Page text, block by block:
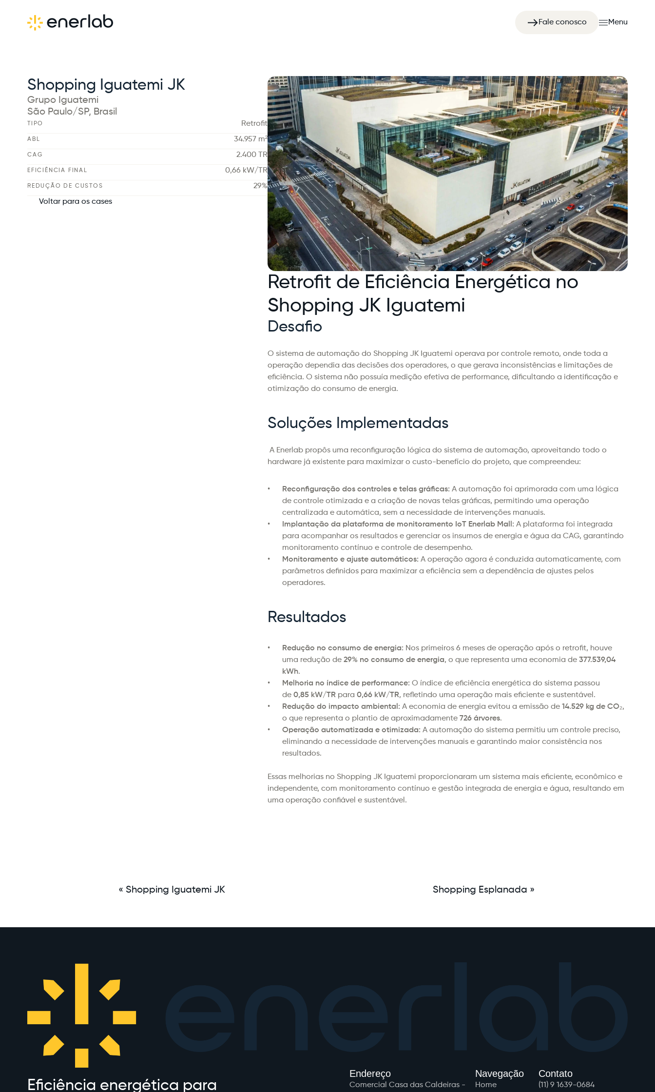
Fale conosco Menu
Shopping Iguatemi JK
Grupo Iguatemi
São Paulo/SP, Brasil
TIPO Retrofit
ABL 34.957 m²
CAG 2.400 TR
EFICIÊNCIA FINAL 0,66 kW/TR
REDUÇÃO DE CUSTOS
29%
Voltar para os cases
Retrofit de Eficiência Energética no
Shopping JK Iguatemi
Desafio
O sistema de automação do Shopping JK Iguatemi operava por controle remoto, onde toda a
operação dependia das decisões dos operadores, o que gerava inconsistências e limitações de
eficiência. O sistema não possuía medição efetiva de performance, dificultando a identificação e
otimização do consumo de energia.
Soluções Implementadas
A Enerlab propôs uma reconfiguração lógica do sistema de automação, aproveitando todo o
hardware já existente para maximizar o custo-benefício do projeto, que compreendeu:
Reconfiguração dos controles e telas gráficas: A automação foi aprimorada com uma lógica
de controle otimizada e a criação de novas telas gráficas, permitindo uma operação
centralizada e automática, sem a necessidade de intervenções manuais.
Implantação da plataforma de monitoramento IoT Enerlab Mall: A plataforma foi integrada
para acompanhar os resultados e gerenciar os insumos de energia e água da CAG, garantindo
monitoramento contínuo e controle de desempenho.
Monitoramento e ajuste automáticos: A operação agora é conduzida automaticamente, com
parâmetros definidos para maximizar a eficiência sem a dependência de ajustes pelos
operadores.
Resultados
Redução no consumo de energia: Nos primeiros 6 meses de operação após o retrofit, houve
uma redução de 29% no consumo de energia, o que representa uma economia de 377.539,04
kWh.
Melhoria no índice de performance: O índice de eficiência energética do sistema passou
de 0,85 kW/TR para 0,66 kW/TR, refletindo uma operação mais eficiente e sustentável.
Redução do impacto ambiental: A economia de energia evitou a emissão de 14.529 kg de CO₂,
o que representa o plantio de aproximadamente 726 árvores.
Operação automatizada e otimizada: A automação do sistema permitiu um controle preciso,
eliminando a necessidade de intervenções manuais e garantindo maior consistência nos
resultados.
Essas melhorias no Shopping JK Iguatemi proporcionaram um sistema mais eficiente, econômico e
independente, com monitoramento contínuo e gestão integrada de energia e água, resultando em
uma operação confiável e sustentável.
« Shopping Iguatemi JK Shopping Esplanada »
Eficiência energética para
Endereço
Comercial Casa das Caldeiras -
Navegação
Home
Contato
(11) 9 1639-0684